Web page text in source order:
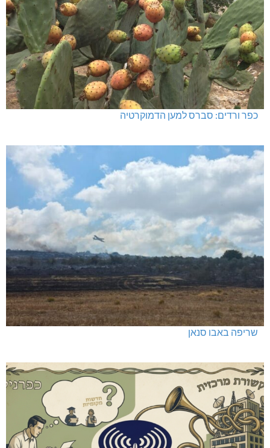
כפר ורדים: סברס למען הדמוקרטיה
שריפה באבו סנאן